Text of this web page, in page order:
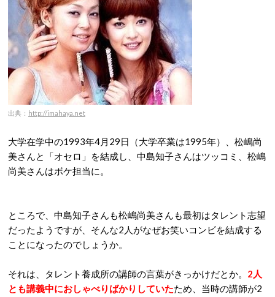
出典： http://imahaya.net
大学在学中の1993年4月29日（大学卒業は1995年）、松嶋尚
美さんと「オセロ」を結成し、中島知子さんはツッコミ、松嶋
尚美さんはボケ担当に。
ところで、中島知子さんも松嶋尚美さんも最初はタレント志望
だったようですが、そんな2人がなぜお笑いコンビを結成する
ことになったのでしょうか。
それは、タレント養成所の講師の言葉がきっかけだとか。 2人
とも講義中におしゃべりばかりしていたため、当時の講師が2